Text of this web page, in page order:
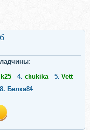
4. chukika 5. Vett
8. Белка84